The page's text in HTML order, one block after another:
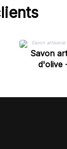
Savon
d'olive